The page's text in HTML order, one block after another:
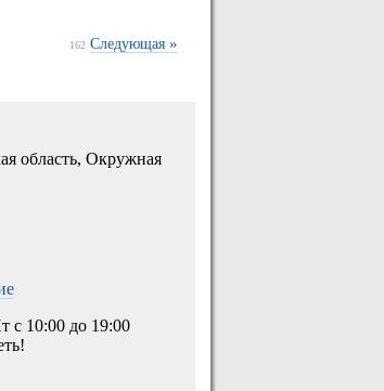
162 Следующая »
область, Окружная
с 10:00 до 19:00